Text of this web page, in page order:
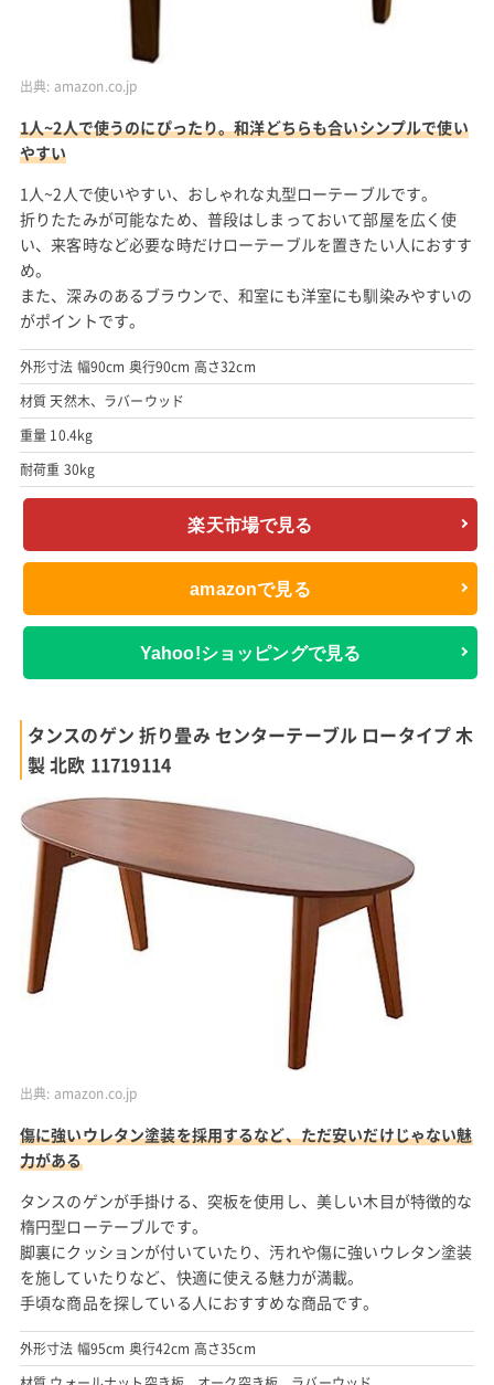
出典: amazon.co.jp
1人~2人で使うのにぴったり。和洋どちらも合いシンプルで使い
やすい
1人~2人で使いやすい、おしゃれな丸型ローテーブルです。
折りたたみが可能なため、普段はしまっておいて部屋を広く使
い、来客時など必要な時だけローテーブルを置きたい人におすす
め。
また、深みのあるブラウンで、和室にも洋室にも馴染みやすいの
がポイントです。
外形寸法 幅90cm 奥行90cm 高さ32cm
材質 天然木、ラバーウッド
重量 10.4kg
耐荷重 30kg
楽天市場で見る
amazonで見る
Yahoo!ショッピングで見る
タンスのゲン 折り畳み センターテーブル ロータイプ 木
製 北欧 11719114
出典: amazon.co.jp
傷に強いウレタン塗装を採用するなど、ただ安いだけじゃない魅
力がある
タンスのゲンが手掛ける、突板を使用し、美しい木目が特徴的な
楕円型ローテーブルです。
脚裏にクッションが付いていたり、汚れや傷に強いウレタン塗装
を施していたりなど、快適に使える魅力が満載。
手頃な商品を探している人におすすめな商品です。
外形寸法 幅95cm 奥行42cm 高さ35cm